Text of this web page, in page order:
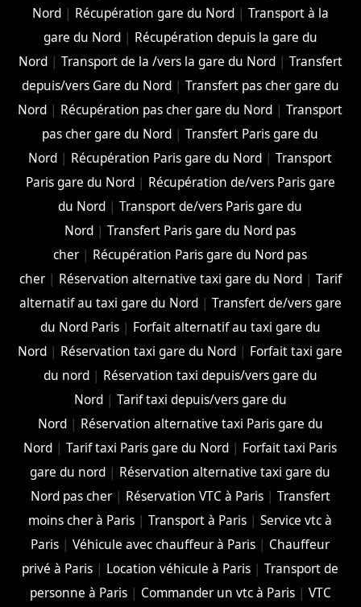
Nord| Récupération gare du Nord| Transport à la
gare du Nord| Récupération depuis la gare du
Nord| Transport de la /vers la gare du Nord| Transfert
depuis/vers Gare du Nord| Transfert pas cher gare du
Nord | Récupération pas cher gare du Nord |Transport
pas cher gare du Nord |Transfert Paris gare du
Nord | Récupération Paris gare du Nord |Transport
Paris gare du Nord| Récupération de/vers Paris gare
du Nord |Transport de/vers Paris gare du
Nord |Transfert Paris gare du Nord pas
cher | Récupération Paris gare du Nord pas
cher| Réservation alternative taxi gare du Nord| Tarif
alternatif au taxi gare du Nord| Transfert de/vers gare
du Nord Paris| Forfait alternatif au taxi gare du
Nord | Réservation taxi gare du Nord | Forfait taxi gare
du nord| Réservation taxi depuis/vers gare du
Nord| Tarif taxi depuis/vers gare du
Nord| Réservation alternative taxi Paris gare du
Nord |Tarif taxi Paris gare du Nord | Forfait taxi Paris
gare du nord | Réservation alternative taxi gare du
Nord pas cher| Réservation VTC à Paris| Transfert
moins cher à Paris |Transport à Paris |Service vtc à
Paris |Véhicule avec chauffeur à Paris | Chauffeur
privé à Paris | Location véhicule à Paris |Transport de
personne à Paris| Commander un vtc à Paris| VTC